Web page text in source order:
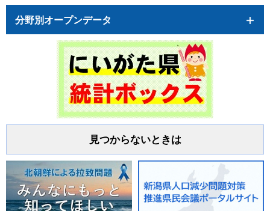
分野別オープンデータ
見つからないときは